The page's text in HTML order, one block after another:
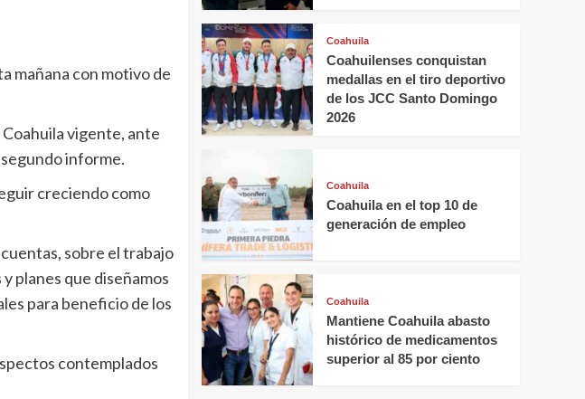
mañana con motivo de
Coahuila vigente, ante
informe.
creciendo como
sobre el trabajo
planes que diseñamos
para beneficio de los
contemplados
Coahuila
Coahuilenses conquistan
medallas en el tiro deportivo
de los JCC Santo Domingo
2026
Coahuila
Coahuila en el top 10 de
generación de empleo
Coahuila
Mantiene Coahuila abasto
histórico de medicamentos
superior al 85 por ciento